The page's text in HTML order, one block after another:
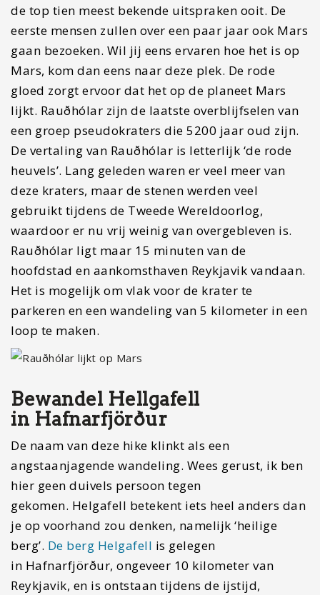
de top tien meest bekende uitspraken ooit. De
eerste mensen zullen over een paar jaar ook Mars
gaan bezoeken. Wil jij eens ervaren hoe het is op
Mars, kom dan eens naar deze plek. De rode
gloed zorgt ervoor dat het op de planeet Mars
lijkt. Rauðhólar zijn de laatste overblijfselen van
een groep pseudokraters die 5200 jaar oud zijn.
De vertaling van Rauðhólar is letterlijk ‘de rode
heuvels’. Lang geleden waren er veel meer van
deze kraters, maar de stenen werden veel
gebruikt tijdens de Tweede Wereldoorlog,
waardoor er nu vrij weinig van overgebleven is.
Rauðhólar ligt maar 15 minuten van de
hoofdstad en aankomsthaven Reykjavik vandaan.
Het is mogelijk om vlak voor de krater te
parkeren en een wandeling van 5 kilometer in een
loop te maken.
Bewandel Hellgafell
in Hafnarfjörður
De naam van deze hike klinkt als een
angstaanjagende wandeling. Wees gerust, ik ben
hier geen duivels persoon tegen
gekomen. Helgafell betekent iets heel anders dan
je op voorhand zou denken, namelijk ‘heilige
berg’. De berg Helgafell is gelegen
in Hafnarfjörður, ongeveer 10 kilometer van
Reykjavik, en is ontstaan tijdens de ijstijd,